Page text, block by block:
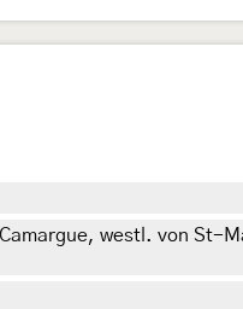
westl. von St-